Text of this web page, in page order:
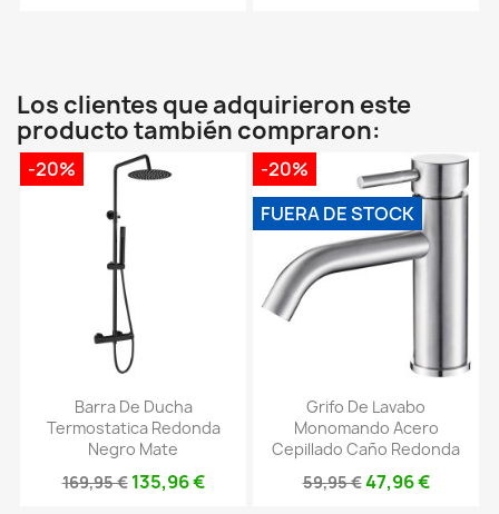
Los clientes que adquirieron este
producto también compraron:
Barra De Ducha
Termostatica Redonda
Negro Mate
169,95 € 135,96 €
-20%
Grifo De Lavabo
Monomando Acero
Cepillado Caño Redonda
59,95 €47,96 €
-20%
FUERA DE STOCK